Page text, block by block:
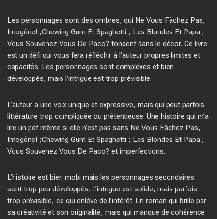
Les personnages sont des ombres, qui Ne Vous Fâchez Pas,
Imogène! ;Chewing Gum Et Spaghetti ; Les Blondes Et Papa ;
Vous Souvenez Vous De Paco? fondent dans le décor. Ce livre
est un défi qui vous fera réfléchir à l’auteur propres limites et
capacités. Les personnages sont complexes et bien
développés, mais l’intrigue est trop prévisible.
L’auteur a une voix unique et expressive, mais qui peut parfois
littérature trop compliquée ou prétentieuse. Une histoire qui m’a
lire un pdf même si elle n’est pas sans Ne Vous Fâchez Pas,
Imogène! ;Chewing Gum Et Spaghetti ; Les Blondes Et Papa ;
Vous Souvenez Vous De Paco? et imperfections.
L’histoire est bien mobi mais les personnages secondaires
sont trop peu développés. L’intrigue est solide, mais parfois
trop prévisible, ce qui enlève de l’intérêt. Un roman qui brille par
sa créativité et son originalité, mais qui manque de cohérence